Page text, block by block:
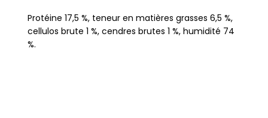
Protéine 17,5 %, teneur en matières grasses 6,5 %,
cellulos brute 1 %, cendres brutes 1 %, humidité 74
%.